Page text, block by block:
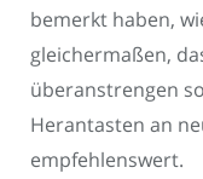
bemerkt haben,
gleichermaßen,
überanstrengen
Herantasten an
empfehlenswert.